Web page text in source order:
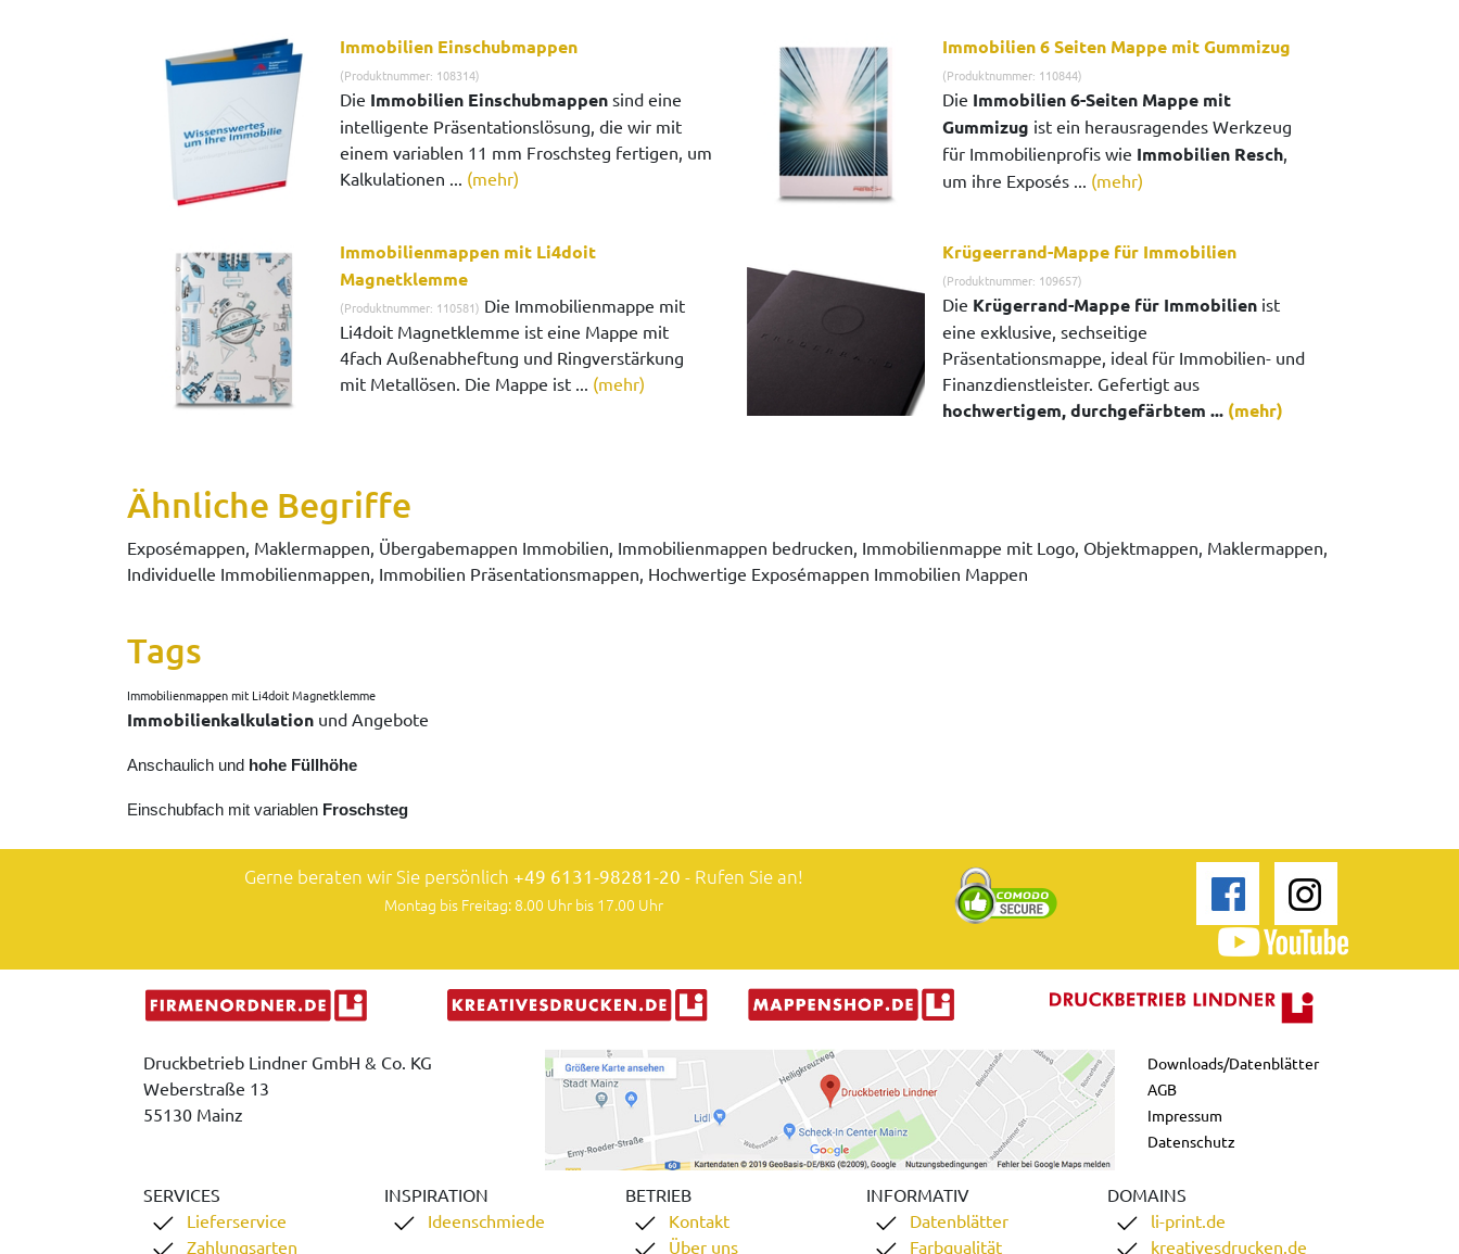
Immobilien Einschubmappen
(Produktnummer: 108314)
Die Immobilien Einschubmappensind eine
intelligente Präsentationslösung, die wir mit
einem variablen 11 mm Froschsteg fertigen, um
Kalkulationen ... (mehr)
Immobilien 6 Seiten Mappe mit Gummizug
(Produktnummer: 110844)
Die Immobilien 6-Seiten Mappe mit
Gummizug ist ein herausragendes Werkzeug
für Immobilienprofis wie Immobilien Resch,
um ihre Exposés ... (mehr)
Immobilienmappen mit Li4doit
Magnetklemme
(Produktnummer: 110581) Die Immobilienmappe mit
Li4doit Magnetklemme ist eine Mappe mit
4fach Außenabheftung und Ringverstärkung
mit Metallösen. Die Mappe ist ... (mehr)
Krügeerrand-Mappe für Immobilien
(Produktnummer: 109657)
Die Krügerrand-Mappe für Immobilienist
eine exklusive, sechseitige
Präsentationsmappe, ideal für Immobilien- und
Finanzdienstleister. Gefertigt aus
hochwertigem, durchgefärbtem ... (mehr)
Ähnliche Begriffe
Exposémappen, Maklermappen, Übergabemappen Immobilien, Immobilienmappen bedrucken, Immobilienmappe mit Logo, Objektmappen, Maklermappen,
Individuelle Immobilienmappen, Immobilien Präsentationsmappen, Hochwertige Exposémappen Immobilien Mappen
Tags
Immobilienmappen mit Li4doit Magnetklemme
Immobilienkalkulation und Angebote
Anschaulich und hohe Füllhöhe
Einschubfach mit variablen Froschsteg
Gerne beraten wir Sie persönlich +49 6131-98281-20 - Rufen Sie an!
Montag bis Freitag: 8.00 Uhr bis 17.00 Uhr
Druckbetrieb Lindner GmbH & Co. KG
Weberstraße 13
55130 Mainz
Downloads/Datenblätter
AGB
Impressum
Datenschutz
SERVICES
Lieferservice
Zahlungsarten
INSPIRATION
Ideenschmiede
BETRIEB
Kontakt
Über uns
INFORMATIV
Datenblätter
Farbqualität
DOMAINS
li-print.de
kreativesdrucken.de